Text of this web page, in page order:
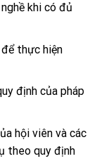
khi có đủ
thực hiện
định của pháp
hội viên và các
theo quy định